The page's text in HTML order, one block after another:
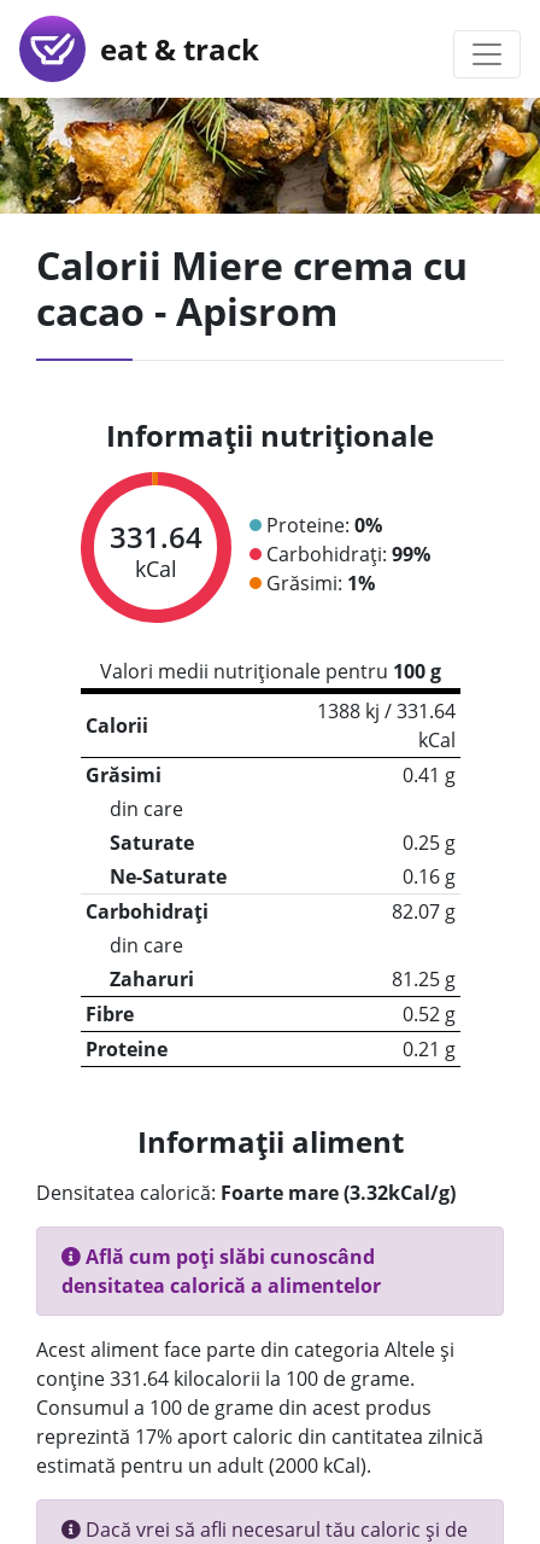
eat & track
Calorii Miere crema cu
cacao - Apisrom
Informații nutriționale
331.64
kCal
Proteine: 0%
Carbohidrați: 99%
Grăsimi: 1%
Valori medii nutriționale pentru 100 g
Calorii
1388 kj / 331.64
kCal
Grăsimi
0.41 g
din care
Saturate
0.25 g
Ne-Saturate
0.16 g
Carbohidrați
82.07 g
din care
Zaharuri
81.25 g
Fibre
0.52 g
Proteine
0.21 g
Informații aliment
Densitatea calorică: Foarte mare (3.32kCal/g)
Află cum poți slăbi cunoscând
densitatea calorică a alimentelor
Acest aliment face parte din categoria Altele și
conține 331.64 kilocalorii la 100 de grame.
Consumul a 100 de grame din acest produs
reprezintă 17% aport caloric din cantitatea zilnică
estimată pentru un adult (2000 kCal).
Dacă vrei să afli necesarul tău caloric și de